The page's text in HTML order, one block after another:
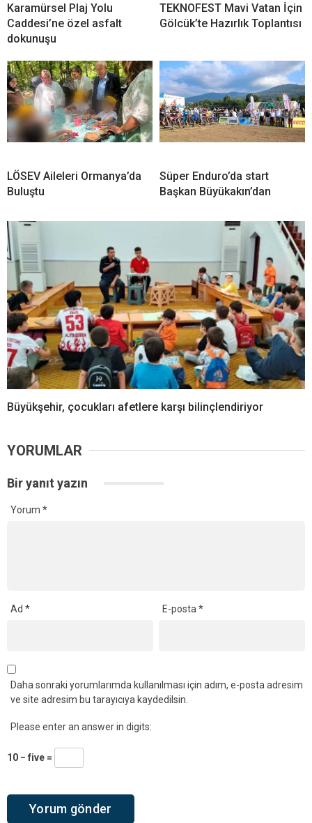
Karamürsel Plaj Yolu
Caddesi’ne özel asfalt
dokunuşu
TEKNOFEST Mavi Vatan İçin
Gölcük’te Hazırlık Toplantısı
LÖSEV Aileleri Ormanya’da
Buluştu
Süper Enduro’da start
Başkan Büyükakın’dan
Büyükşehir, çocukları afetlere karşı bilinçlendiriyor
YORUMLAR
Bir yanıt yazın
Yorum *
Ad * E-posta*
Daha sonraki yorumlarımda kullanılması için adım, e-posta adresim
ve site adresim bu tarayıcıya kaydedilsin.
Please enter an answer in digits:
10 − five =